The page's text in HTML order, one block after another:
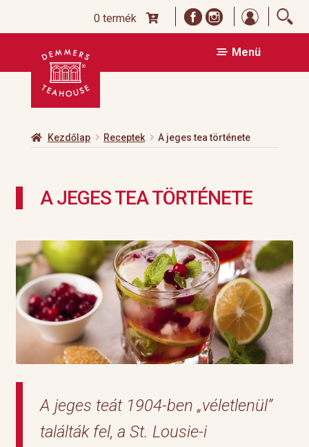
0 termék
Ugrás
navigációhoz
Kilépés
tartalomba
Menü
Kezdőlap Receptek A jeges tea története
A JEGES TEA TÖRTÉNETE
A jeges teát 1904-ben „véletlenül”
találták fel, a St. Lousie-i